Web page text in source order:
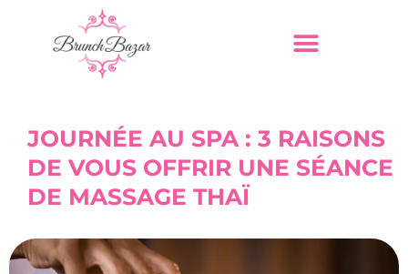
JOURNÉE AU SPA : 3 RAISONS
DE VOUS OFFRIR UNE SÉANCE
DE MASSAGE THAÏ